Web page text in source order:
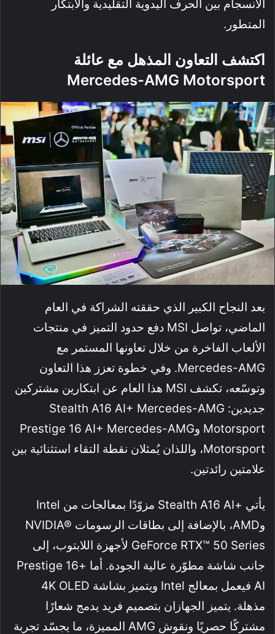
الانسجام بين الحرف اليدوية التقليدية والابتكار
المتطور.
اكتشف التعاون المذهل مع عائلة
Mercedes-AMG Motorsport
بعد النجاح الكبير الذي حققته الشراكة في العام
الماضي، تواصل MSI دفع حدود التميز في منتجات
الألعاب الفاخرة من خلال تعاونها المستمر مع
Mercedes-AMG. وفي خطوة تعزز هذا التعاون
وتوسّعه، تكشف MSI هذا العام عن ابتكارين مشتركين
جديدين: Stealth A16 AI+ Mercedes-AMG
Motorsport وPrestige 16 AI+ Mercedes-AMG
Motorsport، واللذان يُمثلان نقطة التقاء استثنائية بين
علامتين رائدتين.
يأتي +Stealth A16 AI مزوّدًا بمعالجات من Intel
وAMD، بالإضافة إلى بطاقات الرسومات NVIDIA®
GeForce RTX™ 50 Series لأجهزة اللابتوب، إلى
جانب شاشة مطوّرة عالية الجودة. أما +Prestige 16
AI فيعمل بمعالج Intel ويتميز بشاشة 4K OLED
مذهلة. يتميز الجهازان بتصميم فريد يدمج شعارًا
مشتركًا حصريًا ونقوش AMG المميزة، ما يجسّد تجربة